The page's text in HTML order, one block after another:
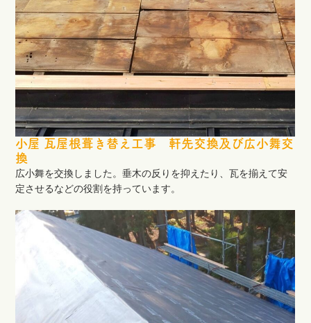
小屋 瓦屋根葺き替え工事 軒先交換及び広小舞交
換
広小舞を交換しました。垂木の反りを抑えたり、瓦を揃えて安
定させるなどの役割を持っています。